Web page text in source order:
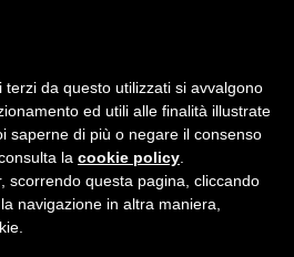
nel Mondo
AGLI ITALIANI CHE
ISTITUZIONALI, A
LA SOCIETÀ E
CITTADINO" ...
SIAMO "ORGOGLIOSI
da questo utilizzati si avvalgono
ed utili alle finalità illustrate
saperne di più o negare il consenso
la cookie policy
scorrendo questa pagina, cliccando
navigazione in altra maniera,